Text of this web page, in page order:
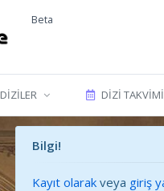
Beta
DIZILER DIZI TAKVIMI
Bilgi!
Kayıt olarak veya giriş